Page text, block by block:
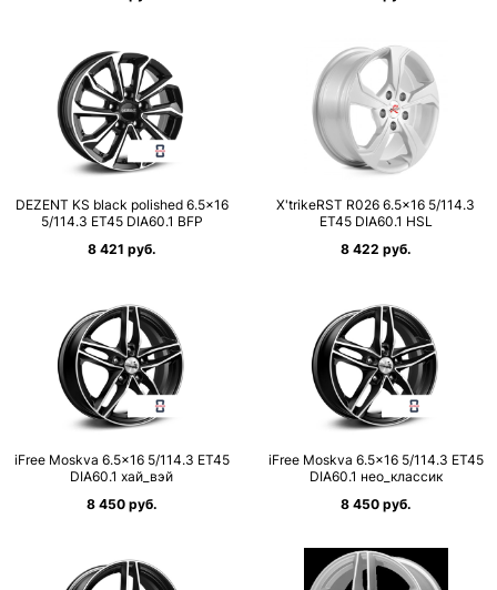
DEZENT KS black polished 6.5×16
5/114.3 ET45 DIA60.1 BFP
8 421 руб.
X'trikeRST R026 6.5×16 5/114.3
ET45 DIA60.1 HSL
8 422 руб.
iFree Moskva 6.5×16 5/114.3 ET45
DIA60.1 хай_вэй
8 450 руб.
iFree Moskva 6.5×16 5/114.3 ET45
DIA60.1 нео_классик
8 450 руб.